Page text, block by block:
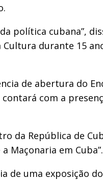
política cubana”,
durante 15
de abertura do
com a
República de
Maçonaria em Cuba”.
de uma exposição